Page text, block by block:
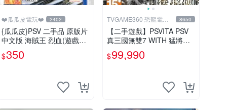
❤️瓜瓜皮電玩❤️ 2402
{瓜瓜皮}PSV 二手品 原版片
中文版 海賊王 烈血(遊戲都
有回收)
$350
TVGAME360 恐龍電玩- 8650
【二手遊戲】PSVITA PSV
真三國無雙7 WITH 猛將傳
DYNASTY WARRIORS 8 中
文版 台中
$99,990